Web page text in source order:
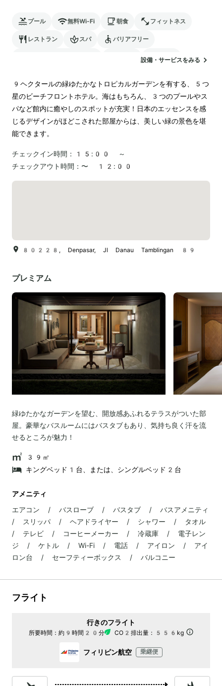
プール 無料Wi-Fi 朝食 フィットネス
レストラン スパ バリアフリー
駐車場
設備・サービスをみる
9ヘクタールの緑ゆたかなトロピカルガーデンを有する、5つ
星のビーチフロントホテル。海はもちろん、3つのプールやス
パなど館内に癒やしのスポットが充実！日本のエッセンスを感
じるデザインがほどこされた部屋からは、美しい緑の景色を堪
能できます。
チェックイン時間：
15:00 ～
チェックアウト時間： 〜 12:00
80228, Denpasar, Jl Danau Tamblingan 89
プレミアム
緑ゆたかなガーデンを望む、開放感あふれるテラスがついた部
屋。豪華なバスルームにはバスタブもあり、気持ち良く汗を流
せるところが魅力！
39㎡
キングベッド1台、または、シングルベッド2台
アメニティ
エアコン / バスローブ / バスタブ / バスアメニティ
/ スリッパ / ヘアドライヤー / シャワー / タオル
/ テレビ / コーヒーメーカー / 冷蔵庫 / 電子レン
ジ / ケトル / Wi-Fi / 電話 / アイロン / アイ
ロン台 / セーフティーボックス / バルコニー
フライト
行きのフライト
所要時間： 約9時間20分 CO2排出量： 556kg
フィリピン航空 乗継便